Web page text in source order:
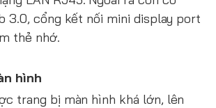
3.0, cổng kết nối mini display port
thẻ nhớ.
hình
trang bị màn hình khá lớn, lên